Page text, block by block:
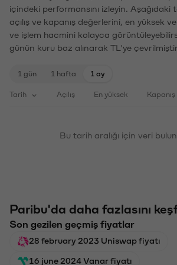
içindeki performansını izleyin. Aşağıdaki
açılış ve kapanış değerlerini, en yüksek
ve işlem hacmini kolayca
günün kuru baz alınarak TL'ye çevrilmiştir.
1 gün 1 hafta 1 ay
Tarih Açılış En yüksek Kapanış
Bu tarih aralığı için veri
Paribu'da daha fazlasını
Son gezilen geçmiş fiyatlar
28 february 2023 Uniswap fiyatı
16 june 2024 Vanar fiyatı